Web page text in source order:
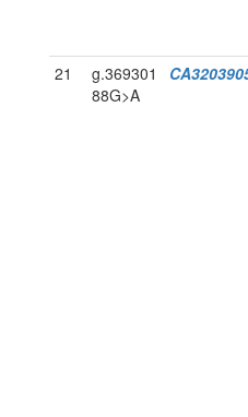
21
g.369301
88G>A